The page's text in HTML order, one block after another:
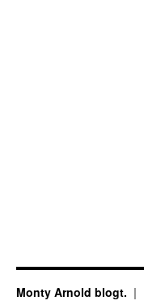
Monty Arnold blogt.